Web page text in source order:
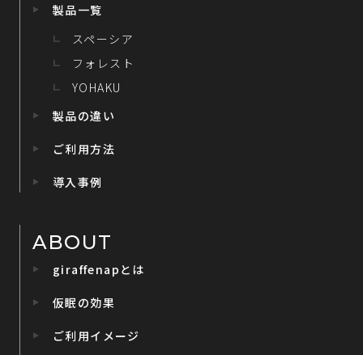
製品一覧
スペーシア
フォレスト
YOHAKU
製品の違い
ご利用方法
導入事例
ABOUT
giraffenapとは
仮眠の効果
ご利用イメージ